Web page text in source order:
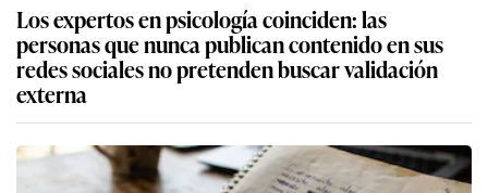
Los expertos en psicología coinciden: las
personas que nunca publican contenido en sus
redes sociales no pretenden buscar validación
externa